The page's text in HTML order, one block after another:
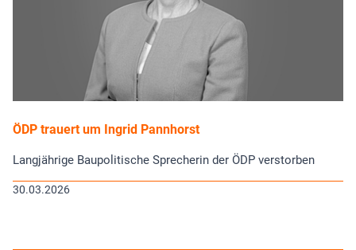
ÖDP trauert um Ingrid Pannhorst
Langjährige Baupolitische Sprecherin der ÖDP verstorben
30.03.2026